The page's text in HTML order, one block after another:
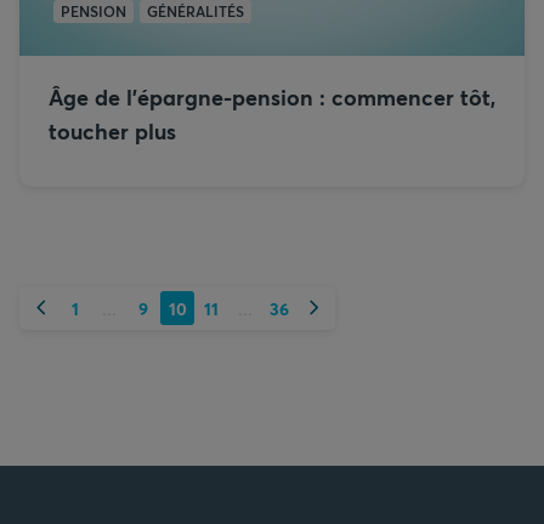
PENSION GÉNÉRALITÉS
Âge de l’épargne-pension : commencer tôt,
toucher plus
Précédent
1 9 10 11 36 Suivant